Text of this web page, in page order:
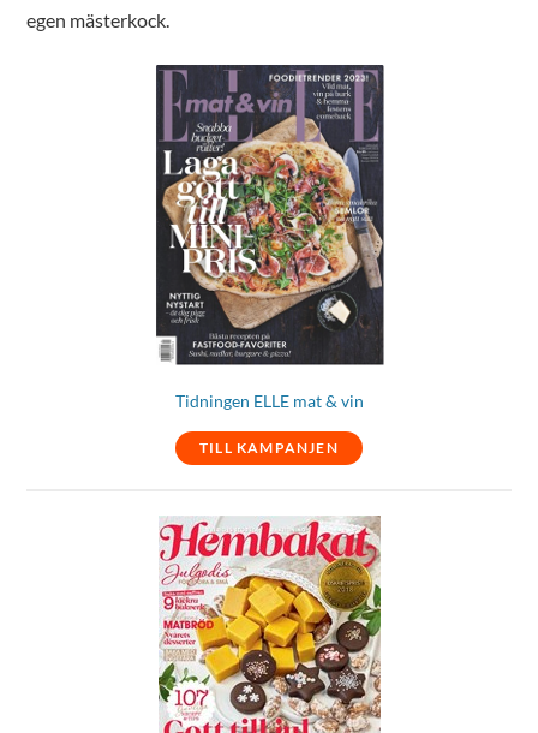
egen mästerkock.
Tidningen ELLE mat & vin
TILL KAMPANJEN